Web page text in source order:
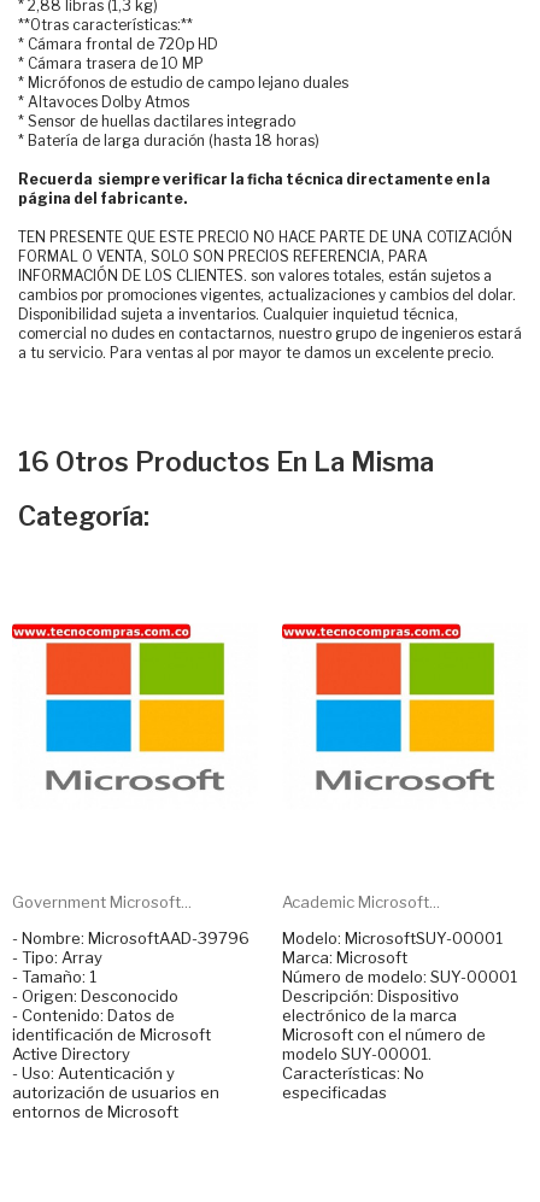
* 2,88 libras (1,3 kg)
**Otras características:**
* Cámara frontal de 720p HD
* Cámara trasera de 10 MP
* Micrófonos de estudio de campo lejano duales
* Altavoces Dolby Atmos
* Sensor de huellas dactilares integrado
* Batería de larga duración (hasta 18 horas)
Recuerda siempre verificar la ficha técnica directamente en la
página del fabricante.
TEN PRESENTE QUE ESTE PRECIO NO HACE PARTE DE UNA COTIZACIÓN
FORMAL O VENTA, SOLO SON PRECIOS REFERENCIA, PARA
INFORMACIÓN DE LOS CLIENTES. son valores totales, están sujetos a
cambios por promociones vigentes, actualizaciones y cambios del dolar.
Disponibilidad sujeta a inventarios. Cualquier inquietud técnica,
comercial no dudes en contactarnos, nuestro grupo de ingenieros estará
a tu servicio. Para ventas al por mayor te damos un excelente precio.
16 Otros Productos En La Misma
Categoría:
Government Microsoft...
- Nombre: MicrosoftAAD-39796
- Tipo: Array
- Tamaño: 1
- Origen: Desconocido
- Contenido: Datos de
identificación de Microsoft
Active Directory
- Uso: Autenticación y
autorización de usuarios en
entornos de Microsoft
Academic Microsoft...
Modelo: MicrosoftSUY-00001
Marca: Microsoft
Número de modelo: SUY-00001
Descripción: Dispositivo
electrónico de la marca
Microsoft con el número de
modelo SUY-00001.
Características: No
especificadas